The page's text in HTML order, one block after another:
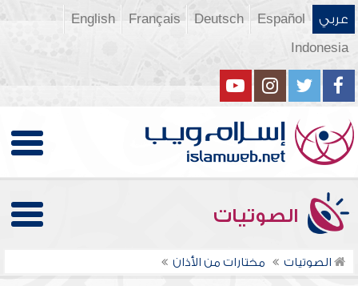
عربي Español
Deutsch
Français
English
Indonesia
الصوتيات
الصوتيات مختارات من الأذان